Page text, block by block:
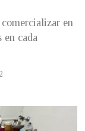
en
en cada